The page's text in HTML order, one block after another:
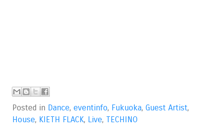
Posted in Dance, eventinfo, Fukuoka, Guest Artist,
House, KIETH FLACK, Live, TECHINO